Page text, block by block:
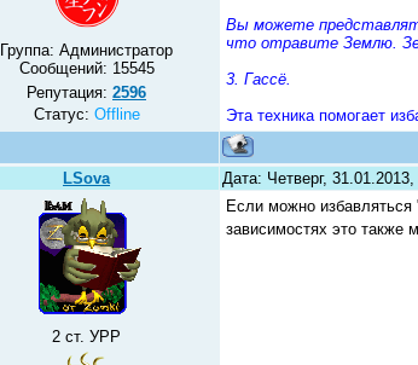
Группа: Администратор
Сообщений: 15545
Репутация: 2596
Статус: Offline
Вы можете
что отравите Землю.
3. Гассё.
Эта техника помогает
LSova Дата: Четверг,
2 ст. УРР
Если можно избавляться
зависимостях это также